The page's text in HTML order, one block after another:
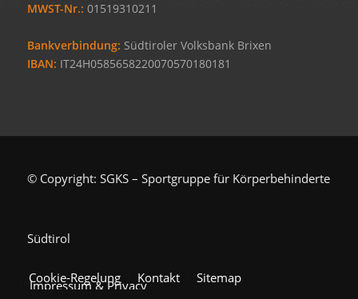
MWST-Nr.: 01519310211
Bankverbindung: Südtiroler Volksbank Brixen
IBAN: IT24H0585658220070570180181
© Copyright: SGKS – Sportgruppe für Körperbehinderte
Südtirol
Cookie-Regelung Kontakt Sitemap
Impressum & Privacy